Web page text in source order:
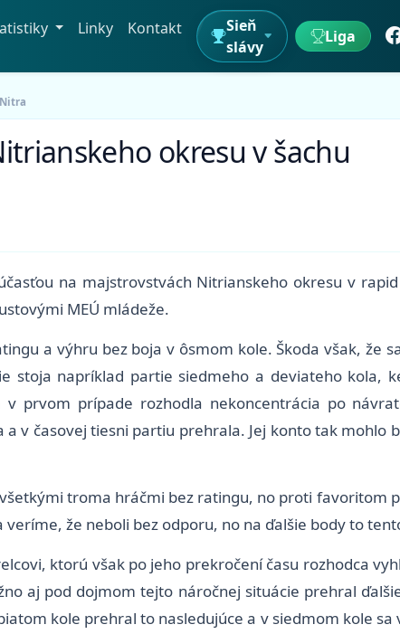
Linky Kontakt
Sieň
slávy
Liga
okresu v šachu
na majstrovstvách Nitrianskeho okresu v
MEÚ mládeže.
a výhru bez boja v ôsmom kole. Škoda však, že
stoja napríklad partie siedmeho a deviateho kola,
prvom prípade rozhodla nekoncentrácia po
v časovej tiesni partiu prehrala. Jej konto tak mohlo
troma hráčmi bez ratingu, no proti favoritom
že neboli bez odporu, no na ďalšie body to
ktorú však po jeho prekročení času rozhodca
aj pod dojmom tejto náročnej situácie prehral
kole prehral to nasledujúce a v siedmom kole sa